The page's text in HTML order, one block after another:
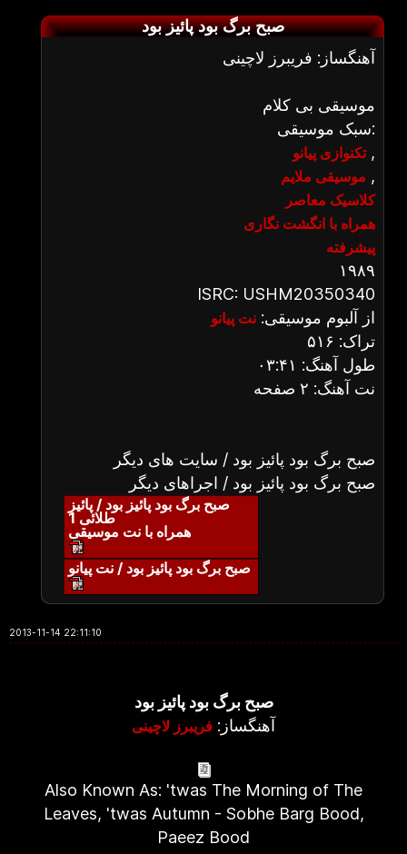
صبح برگ بود پائیز بود
آهنگساز: فریبرز لاچینی
موسیقی بی کلام
سبک موسیقی:
تکنوازی پیانو,
موسیقی ملایم ,
کلاسیک معاصر
همراه با انگشت نگاری
پیشرفته
۱۹۸۹
ISRC: USHM20350340
از آلبوم موسیقی: نت پیانو
تراک: ۵۱۶
طول آهنگ: ۰۳:۴۱
نت آهنگ: ۲ صفحه
صبح برگ بود پائیز بود / سایت های دیگر
صبح برگ بود پائیز بود / اجراهای دیگر
صبح برگ بود پائیز بود / پائیز
طلائی 1
همراه با نت موسیقی
صبح برگ بود پائیز بود / نت پیانو
2013-11-14 22:11:10
صبح برگ بود پائیز بود
آهنگساز: فریبرز لاچینی
Also Known As: 'twas The Morning of The
Leaves, 'twas Autumn - Sobhe Barg Bood,
Paeez Bood